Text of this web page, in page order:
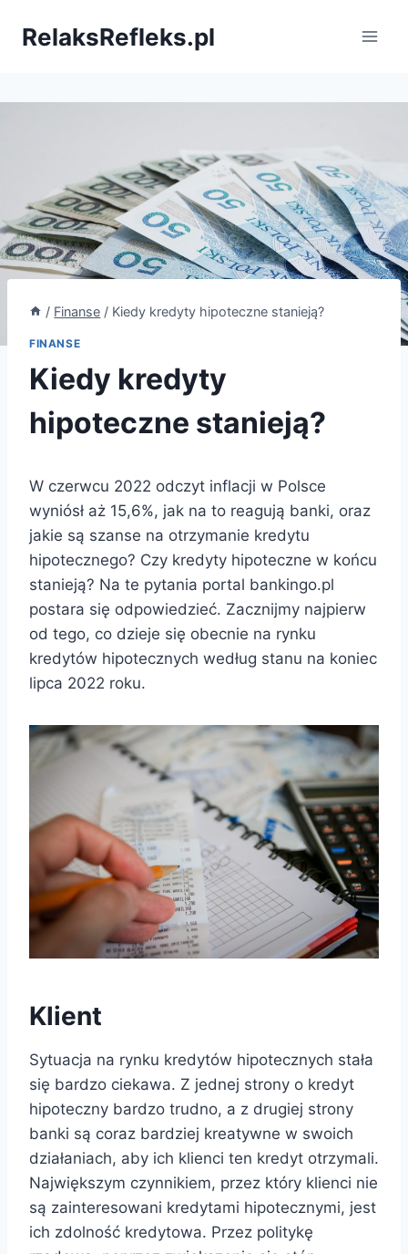
RelaksRefleks.pl
/ Finanse / Kiedy kredyty hipoteczne stanieją?
FINANSE
Kiedy kredyty
hipoteczne stanieją?
W czerwcu 2022 odczyt inflacji w Polsce
wyniósł aż 15,6%, jak na to reagują banki, oraz
jakie są szanse na otrzymanie kredytu
hipotecznego? Czy kredyty hipoteczne w końcu
stanieją? Na te pytania portal bankingo.pl
postara się odpowiedzieć. Zacznijmy najpierw
od tego, co dzieje się obecnie na rynku
kredytów hipotecznych według stanu na koniec
lipca 2022 roku.
Klient
Sytuacja na rynku kredytów hipotecznych stała
się bardzo ciekawa. Z jednej strony o kredyt
hipoteczny bardzo trudno, a z drugiej strony
banki są coraz bardziej kreatywne w swoich
działaniach, aby ich klienci ten kredyt otrzymali.
Największym czynnikiem, przez który klienci nie
są zainteresowani kredytami hipotecznymi, jest
ich zdolność kredytowa. Przez politykę